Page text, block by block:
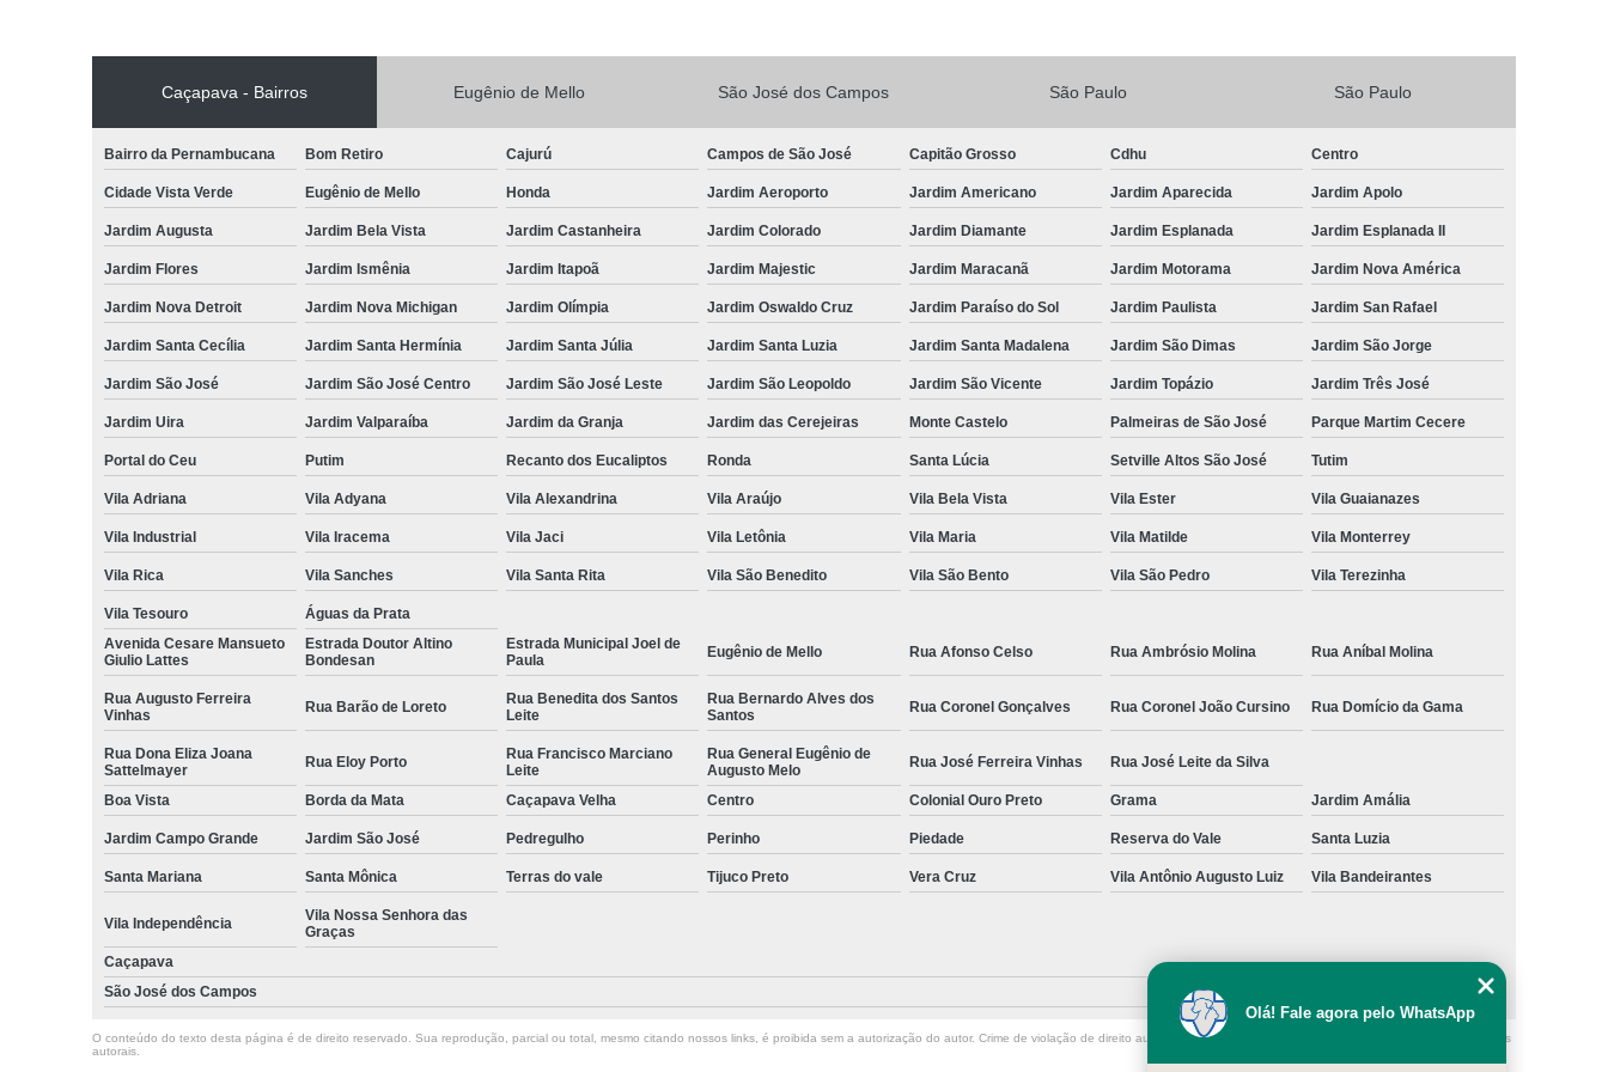
Veterinário 24 Horas Mais Próximo
Veterinário 24 Horas Perto de Mim
Veterinário 24h Perto de Mim
Veterinário 24hrs
Vet Popular 24 Horas
Veterinario a Preço Popular
Veterinária Popular
Veterinária Popular 24 Horas
Veterinário 24 Horas Popular
Veterinário Popular
Veterinário Popular 24 Horas
Veterinário Popular 24h
Veterinário Popular Perto de Mim Veterinário Preço Popular
Caçapava - Bairros Eugênio de Mello São José dos Campos São Paulo São Paulo
Bairro da Pernambucana Bom Retiro Cajurú Campos de São José Capitão Grosso Cdhu Centro
Cidade Vista Verde Eugênio de Mello Honda Jardim Aeroporto Jardim Americano Jardim Aparecida Jardim Apolo
Jardim Augusta Jardim Bela Vista Jardim Castanheira Jardim Colorado Jardim Diamante Jardim Esplanada Jardim Esplanada II
Jardim Flores Jardim Ismênia Jardim Itapoã Jardim Majestic Jardim Maracanã Jardim Motorama Jardim Nova América
Jardim Nova Detroit Jardim Nova Michigan Jardim Olímpia Jardim Oswaldo Cruz Jardim Paraíso do Sol Jardim Paulista Jardim San Rafael
Jardim Santa Cecília Jardim Santa Hermínia Jardim Santa Júlia Jardim Santa Luzia Jardim Santa Madalena Jardim São Dimas Jardim São Jorge
Jardim São José Jardim São José Centro Jardim São José Leste Jardim São Leopoldo Jardim São Vicente Jardim Topázio Jardim Três José
Jardim Uira Jardim Valparaíba Jardim da Granja Jardim das Cerejeiras Monte Castelo Palmeiras de São José Parque Martim Cecere
Portal do Ceu Putim Recanto dos Eucaliptos Ronda Santa Lúcia Setville Altos São José Tutim
Vila Adriana Vila Adyana Vila Alexandrina Vila Araújo Vila Bela Vista Vila Ester Vila Guaianazes
Vila Industrial Vila Iracema Vila Jaci Vila Letônia Vila Maria Vila Matilde Vila Monterrey
Vila Rica Vila Sanches Vila Santa Rita Vila São Benedito Vila São Bento Vila São Pedro Vila Terezinha
Vila Tesouro
Águas da Prata
Avenida Cesare Mansueto
Giulio Lattes
Estrada Doutor Altino
Bondesan
Estrada Municipal Joel de
Paula
Eugênio de Mello Rua Afonso Celso Rua Ambrósio Molina Rua Aníbal Molina
Rua Augusto Ferreira
Vinhas
Rua Barão de Loreto
Rua Benedita dos Santos
Leite
Rua Bernardo Alves dos
Santos
Rua Coronel Gonçalves Rua Coronel João Cursino Rua Domício da Gama
Rua Dona Eliza Joana
Sattelmayer
Rua Eloy Porto
Rua Francisco Marciano
Leite
Rua General Eugênio de
Augusto Melo
Rua José Ferreira Vinhas Rua José Leite da Silva
Boa Vista Borda da Mata Caçapava Velha Centro Colonial Ouro Preto Grama Jardim Amália
Jardim Campo Grande Jardim São José Pedregulho Perinho Piedade Reserva do Vale Santa Luzia
Santa Mariana Santa Mônica Terras do vale Tijuco Preto Vera Cruz Vila Antônio Augusto Luiz Vila Bandeirantes
Vila Independência
Vila Nossa Senhora das
Graças
Caçapava
São José dos Campos
O conteúdo do texto desta página é de direito reservado. Sua reprodução, parcial ou total, mesmo citando nossos links, é proibida sem a autorização do autor. Crime de violação de direito autoral – artigo 184 do Código Penal –
Lei 9610/98 - Lei de direitos
autorais
Olá! Fale agora pelo WhatsApp